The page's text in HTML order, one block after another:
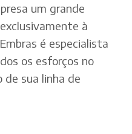
um grande
à
é especialista
os esforços no
sua linha de